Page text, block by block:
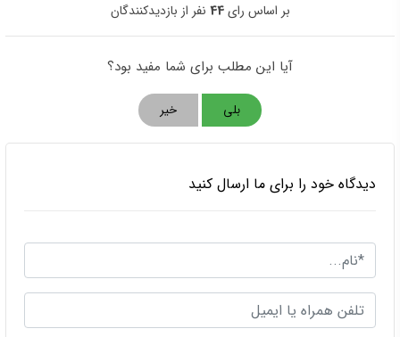
بر اساس رای44 نفر از بازدیدکنندگان
آیا این مطلب برای شما مفید بود؟
بلی خیر
دیدگاه خود را برای ما ارسال کنید